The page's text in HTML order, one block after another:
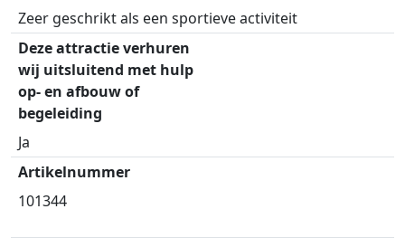
Zeer geschrikt als een sportieve activiteit
Deze attractie verhuren
wij uitsluitend met hulp
op- en afbouw of
begeleiding
Ja
Artikelnummer
101344